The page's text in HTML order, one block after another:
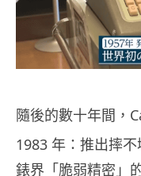
隨後的數十年間，
1983 年：推出摔
錶界「脆弱精密」